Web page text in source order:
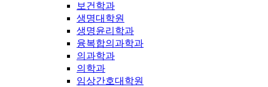
보건학과
생명대학원
생명윤리학과
융복합의과학과
의과학과
의학과
임상간호대학원